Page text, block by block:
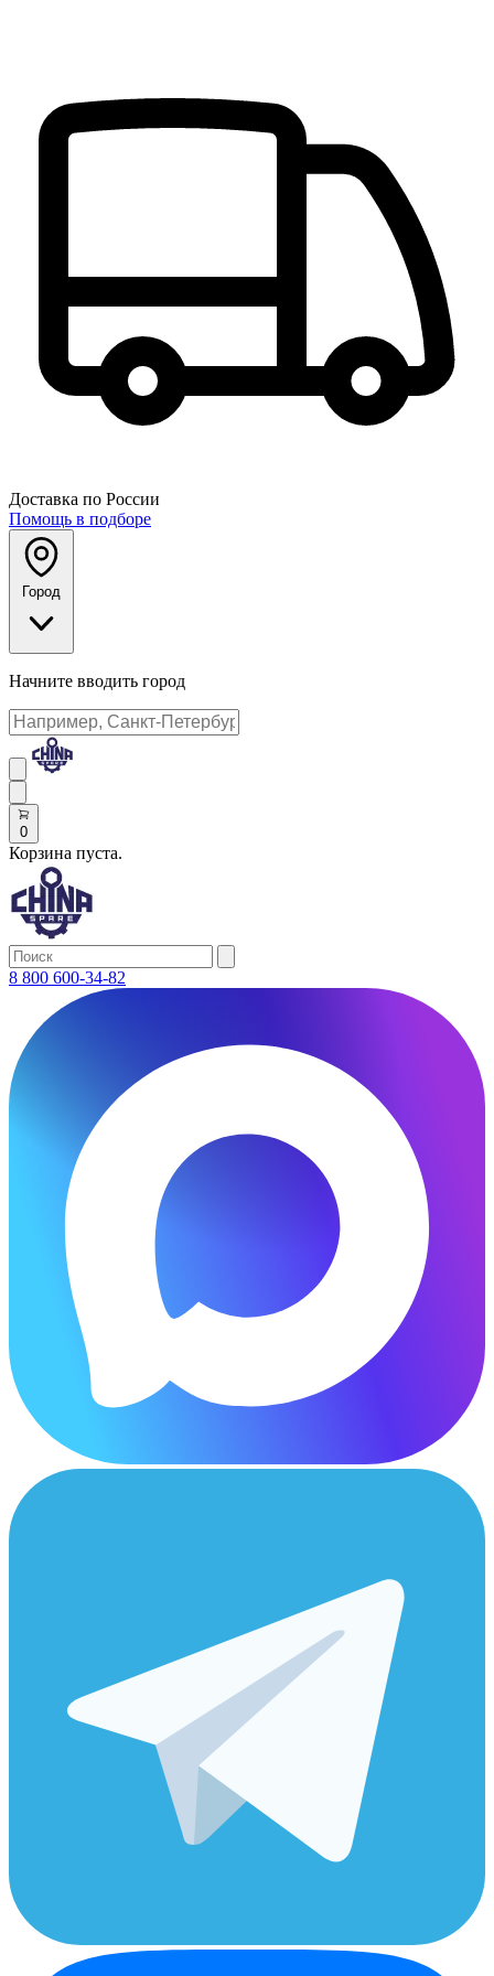
Доставка по России
Помощь в подборе
Город
Начните вводить город
0
Корзина пуста.
8 800 600-34-82